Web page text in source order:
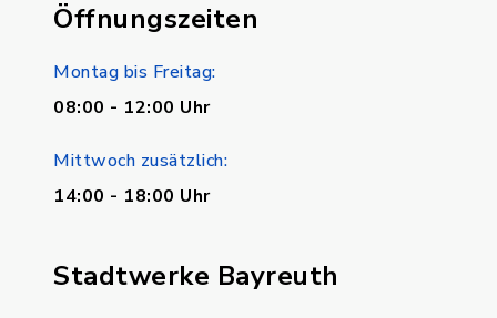
Öffnungszeiten
Montag bis Freitag:
08:00 - 12:00 Uhr
Mittwoch zusätzlich:
14:00 - 18:00 Uhr
Stadtwerke Bayreuth